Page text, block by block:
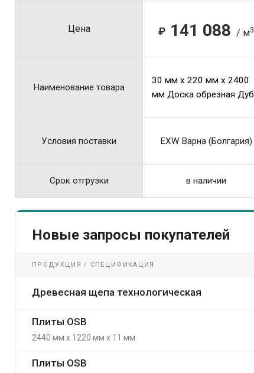
Цена ₽ 141 088 / м3
Наименование товара
30 мм x 220 мм x 2400
мм Доска обрезная Дуб
Условия поставки EXW Варна (Болгария)
Срок отгрузки в наличии
Новые запросы покупателей
ПРОДУКЦИЯ / СПЕЦИФИКАЦИЯ
Древесная щепа технологическая
Плиты OSB
2440 мм x 1220 мм x 11 мм
Плиты OSB